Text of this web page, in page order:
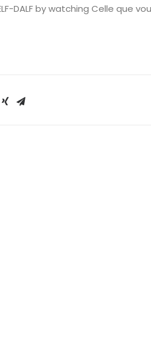
DALF by watching Celle que